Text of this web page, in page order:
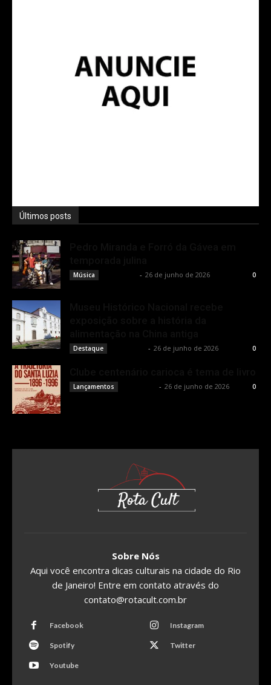
Últimos posts
Música - 26 de junho de 2026 0
Destaque - 26 de junho de 2026 0
Lançamentos - 26 de junho de 2026 0
Sobre Nós
Aqui você encontra dicas culturais na cidade do Rio
de Janeiro! Entre em contato através do
contato@rotacult.com.br
Facebook Instagram
Spotify Twitter
Youtube